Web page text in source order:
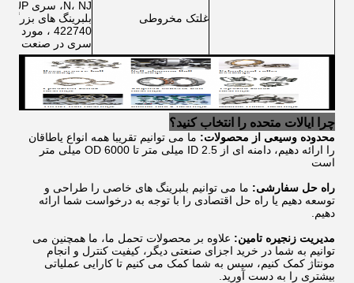
غلتک مخروطی
سری در صنعت
چرا ایالات متحده را انتخاب کنید؟
محدوده وسیعی از محصولات: ما می توانیم تقریبا همه انواع یاطاقان
را ارائه دهیم، دامنه ای از ID 2.5 میلی متر تا OD 6000 میلی متر
است
راه حل سفارشی: ما می توانیم بلبرینگ های خاصی را طراحی و
توسعه دهیم یا راه حل اقتصادی را با توجه به درخواست شما ارائه
دهیم.
مدیریت زنجیره تامین: علاوه بر محصولات تحمل ما، ما همچنین می
توانیم به شما در خرید اجزای صنعتی دیگر، کیفیت کنترل و انجام
مونتاژ کمک کنیم، سپس به شما کمک می کنیم تا کارایی عملیاتی
بیشتری را به دست آورید.